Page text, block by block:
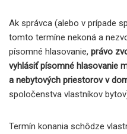
Ak správca (alebo v prípade
tomto termíne nekoná a
písomné hlasovanie, právo
vyhlásiť písomné hlasovanie
a nebytových priestorov v
spoločenstva vlastníkov
Termín konania schôdze